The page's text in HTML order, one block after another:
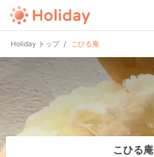
Holiday トップ こひる庵
こひる庵